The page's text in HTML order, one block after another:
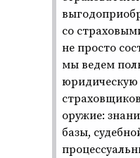
со
не просто
мы ведем
юридическую
оружие:
базы,